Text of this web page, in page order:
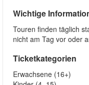
Wichtige
Touren finden täglich
nicht am Tag vor oder
Ticketkategorien
Erwachsene (16+)